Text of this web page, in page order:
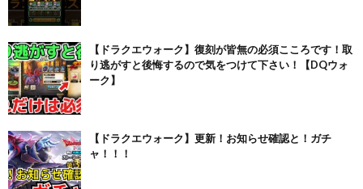
【ドラクエウォーク】復刻が皆無の必須こころです！取
り逃がすと後悔するので気をつけて下さい！【DQウォ
ーク】
【ドラクエウォーク】更新！お知らせ確認と！ガチ
ャ！！！